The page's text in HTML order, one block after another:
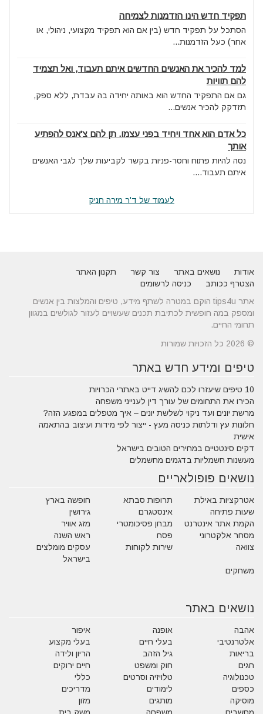
תפקיד חדש הינו הזדמנות לצמיחה
הסתכל על תפקיד חדש (בין אם הוא תפקיד מקצועי, ניהולי, או
אחר) כעל הזדמנות...
למד להכיר את האנשים החדשים איתם תעבוד, ואל תצמיד
להם תוויות
גם אם התפקיד החדש הוא באותה יחידה בה עבדת, ללא ספק,
תזדקק להכיר אנשים...
כל אדם הוא אחד ויחיד בפני עצמו. תן להם צ'אנס להפתיע
אותך
נסה להיות פתוח וחסר-פניות בקשר לקביעות שלך לגבי האנשים
איתם תעבוד....
לעמוד של ד'ר מירה חניק
אודות נושאים באתר צור קשר
תקנון האתר
הצטרף ככותב
כניסה לרשומים
אתר tips4u הוקם במטרה לשתף מידע, טיפים והמלצות בין אנשים
ומספק במה חופשית לכתיבת תכנים שעשויים לעזור לגולשים במגוון
תחומי החיים.
© 2026 כל הזכויות שמורות
טיפים ומידע חדש באתר
10 טיפים שיעזרו לכם להשיג דייט באתרי הכרויות
הכירו את התחומים של עורך דין לענייני משפחה
מרשת יונים ועד ניקוי לשלשת יונים – איך מטפלים במפגע הזה?
חלונות עץ ודלתות כניסה מעץ - ייצור לפי מידות ועיצוב בהתאמה
אישית
דקים סינטטיים במחירים הטובים בישראל
מעשנות חשמליות בדגמים מחשמלים
נושאים פופולאריים
אטרקציות באילת תרופות סבתא
חופשה בארץ
שעות פתיחה
אינסטגרם
גירושין
הקמת אתר אינטרנט
מבחן פסיכומטרי
מזג אוויר
מסחר אלקטרוני
פסח
ראש השנה
צוואה
שירות לקוחות
עסקים מומלצים
בישראל
משחקים
נושאים באתר
אהבה אופנה
איפור
אלטרנטיבי
בעלי חיים
בעלי מקצוע
בריאות
גיל הזהב
הריון ולידה
חגים
חוק ומשפט
חיים ירוקים
טכנולוגיה
טלויזיה וסרטים
כללי
כספים
לימודים
מדריכים
מוסיקה
מותגים
מזון